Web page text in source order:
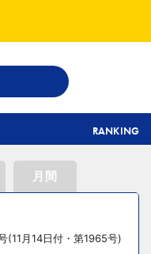
揃えで差別化、酒類ECでモ
店舗で製品導入
RANKING
月間
(11月14日付・第1965号)